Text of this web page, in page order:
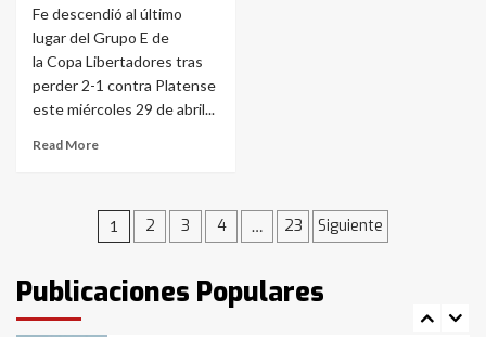
Fe descendió al último
lugar del Grupo E de
la Copa Libertadores tras
perder 2-1 contra Platense
este miércoles 29 de abril...
Read More
Navegación
de
entradas
1 2 3 4 … 23 Siguiente
Publicaciones Populares
5
Los precios de los combustibles en
La Pampa, desde YPF hasta Axion
T.Lauquen: tres jóvenes que
fueron detenidos por
comercialización de drogas en la
tarde del sábado